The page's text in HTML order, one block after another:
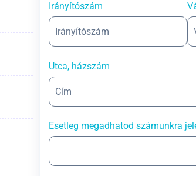
Irányítószám
Utca, házszám
Esetleg megadhatod számunkra